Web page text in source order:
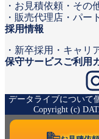
お見積依頼
その
販売代理店・パー
採用情報
新卒採用
キャリ
保守サービスご利用
データライブについて
Copyright (c)